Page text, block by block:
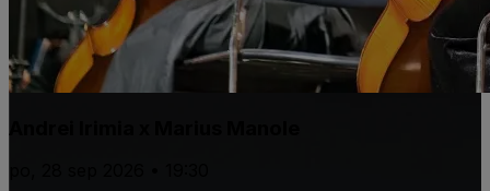
Andrei Irimia x Marius Manole